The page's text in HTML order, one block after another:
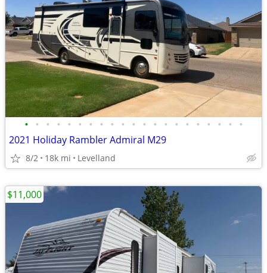
• • • • • • • • • • • • • • • • • • • • •
2021 Holiday Rambler Admiral M29
8/2 18k mi Levelland
$11,000